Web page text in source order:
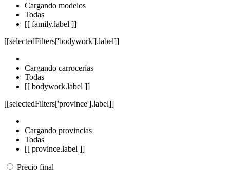
Cargando modelos
Todas
[[ family.label ]]
[[selectedFilters['bodywork'].label]]
Cargando carrocerías
Todas
[[ bodywork.label ]]
[[selectedFilters['province'].label]]
Cargando provincias
Todas
[[ province.label ]]
Precio final